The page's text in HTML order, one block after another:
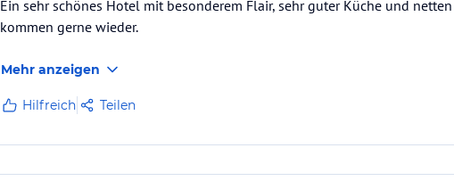
Ein sehr schönes Hotel mit besonderem Flair, sehr guter Küche und
kommen gerne wieder.
Mehr anzeigen
Hilfreich Teilen